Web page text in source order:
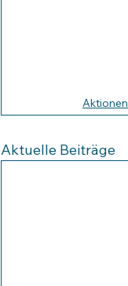
Aktionen
Aktuelle Beiträge